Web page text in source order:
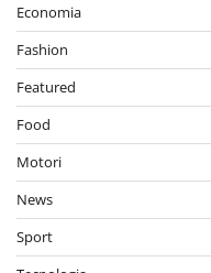
Economia
Fashion
Featured
Food
Motori
News
Sport